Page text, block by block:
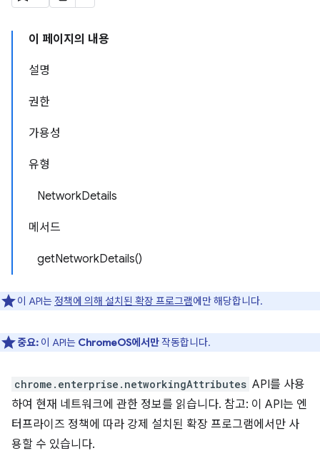
이 페이지의 내용
설명
권한
가용성
유형
NetworkDetails
메서드
getNetworkDetails()
이 API는 정책에 의해 설치된 확장 프로그램에만 해당합니다.
중요: 이 API는 ChromeOS에서만작동합니다.
chrome.enterprise.networkingAttributes API를 사용
하여 현재 네트워크에 관한 정보를 읽습니다. 참고: 이 API는 엔
터프라이즈 정책에 따라 강제 설치된 확장 프로그램에서만 사
용할 수 있습니다.